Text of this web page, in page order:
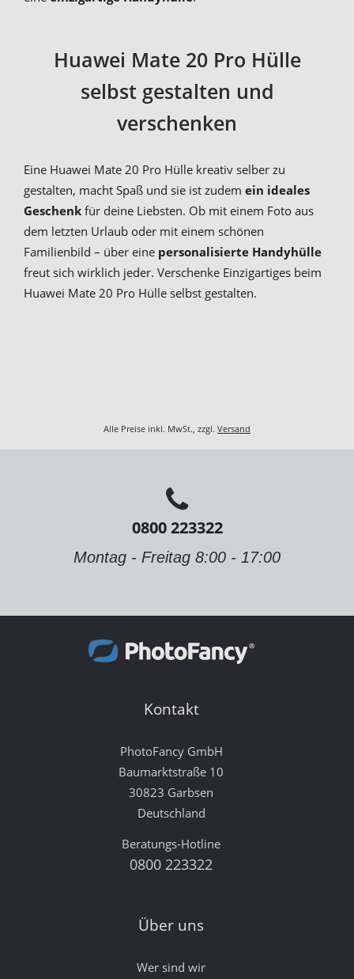
Huawei Mate 20 Pro Hülle
selbst gestalten und
verschenken
Eine Huawei Mate 20 Pro Hülle kreativ selber zu
gestalten, macht Spaß und sie ist zudem ein ideales
Geschenk für deine Liebsten. Ob mit einem Foto aus
dem letzten Urlaub oder mit einem schönen
Familienbild – über eine personalisierte Handyhülle
freut sich wirklich jeder. Verschenke Einzigartiges beim
Huawei Mate 20 Pro Hülle selbst gestalten.
Alle Preise inkl. MwSt., zzgl. Versand
0800 223322
Montag - Freitag 8:00 - 17:00
Kontakt
PhotoFancy GmbH
Baumarktstraße 10
30823 Garbsen
Deutschland
Beratungs-Hotline
0800 223322
Über uns
Wer sind wir